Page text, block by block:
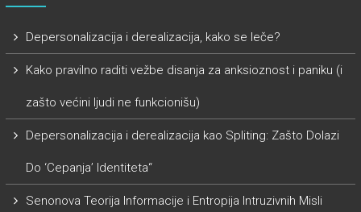
Depersonalizacija i derealizacija, kako se leče?
Kako pravilno raditi vežbe disanja za anksioznost i paniku (i
zašto većini ljudi ne funkcionišu)
Depersonalizacija i derealizacija kao Spliting: Zašto Dolazi
Do ‘Cepanja’ Identiteta“
Senonova Teorija Informacije i Entropija Intruzivnih Misli